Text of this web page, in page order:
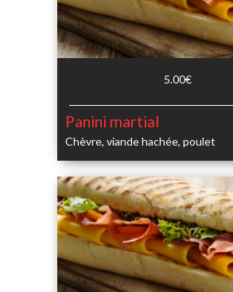
5.00€
Panini martial
Chèvre, viande hachée, poulet